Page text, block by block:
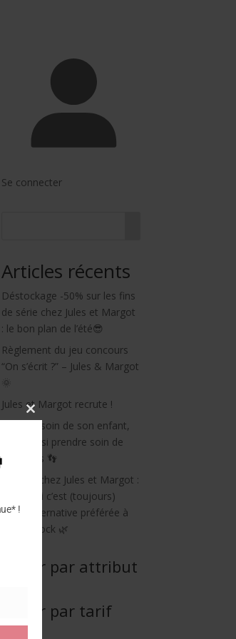
Se connecter
Articles récents
Déstockage -50% sur les fins
de série chez Jules et Margot
: le bon plan de l’été😎
Règlement du jeu concours
“On s’écrit ?” – Jules & Margot
🌞
Jules et Margot recrute !
Prendre soin de son enfant,
c’est aussi prendre soin de
ses pieds 👣
Plakton chez Jules et Margot :
Pourquoi c’est (toujours)
notre alternative préférée à
Birkenstock 🌿
Filtrer par attribut
Filtrer par tarif
Close
this
module
!